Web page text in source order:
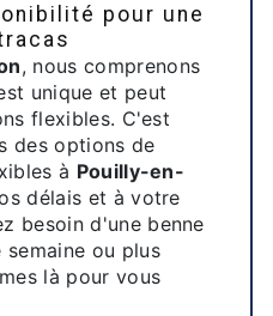
pour une
, nous comprenons
unique et peut
flexibles. C'est
des options de
à Pouilly-en-
délais et à votre
besoin d'une benne
semaine ou plus
là pour vous